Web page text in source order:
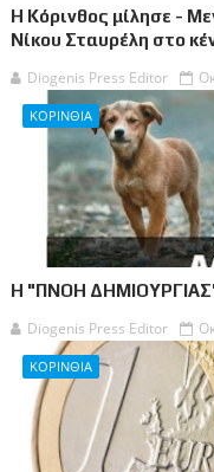
Η Κόρινθος μίλησε -
Νίκου Σταυρέλη στο
Diogenis Press Editor
ΚΟΡΙΝΘΙΑ
Η "ΠΝΟΗ
Diogenis Press Editor
ΚΟΡΙΝΘΙΑ